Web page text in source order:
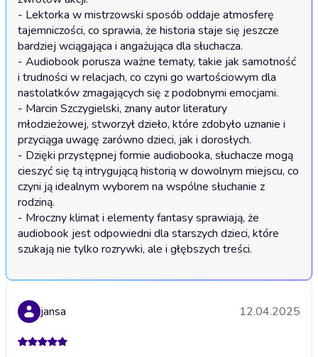
- Lektorka w mistrzowski sposób oddaje atmosferę
tajemniczości, co sprawia, że historia staje się jeszcze
bardziej wciągająca i angażująca dla słuchacza.
- Audiobook porusza ważne tematy, takie jak samotność
i trudności w relacjach, co czyni go wartościowym dla
nastolatków zmagających się z podobnymi emocjami.
- Marcin Szczygielski, znany autor literatury
młodzieżowej, stworzył dzieło, które zdobyło uznanie i
przyciąga uwagę zarówno dzieci, jak i dorosłych.
- Dzięki przystępnej formie audiobooka, słuchacze mogą
cieszyć się tą intrygującą historią w dowolnym miejscu, co
czyni ją idealnym wyborem na wspólne słuchanie z
rodziną.
- Mroczny klimat i elementy fantasy sprawiają, że
audiobook jest odpowiedni dla starszych dzieci, które
szukają nie tylko rozrywki, ale i głębszych treści.
jansa 12.04.2025